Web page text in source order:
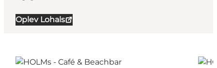
Oplev Lohals